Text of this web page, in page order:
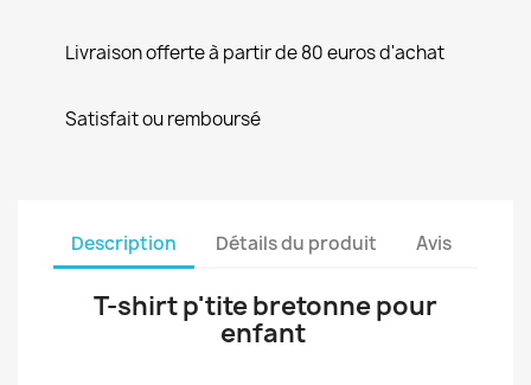
Livraison offerte à partir de 80 euros d'achat
Satisfait ou remboursé
Description Détails du produit Avis
T-shirt p'tite bretonne pour
enfant